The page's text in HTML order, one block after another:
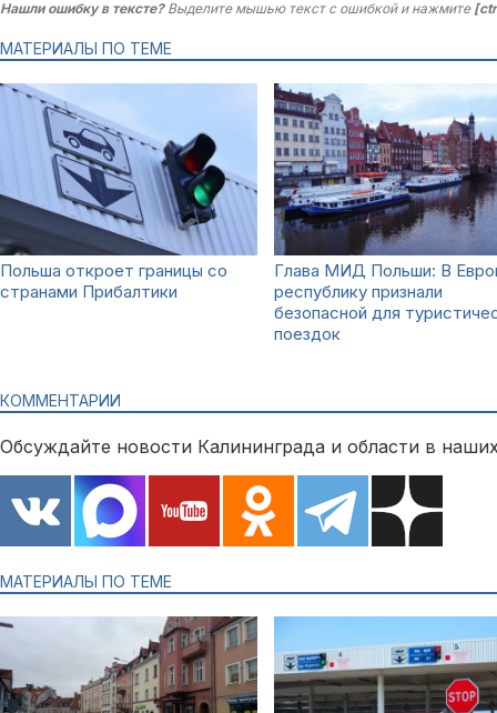
Нашли ошибку в тексте?Выделите мышью текст с ошибкой и нажмите
МАТЕРИАЛЫ ПО ТЕМЕ
Польша откроет границы со
странами Прибалтики
Глава МИД Польши: В
республику признали
безопасной для
поездок
КОММЕНТАРИИ
Обсуждайте новости Калининграда и области в
МАТЕРИАЛЫ ПО ТЕМЕ